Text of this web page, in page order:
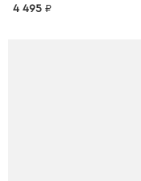
4 495 ₽